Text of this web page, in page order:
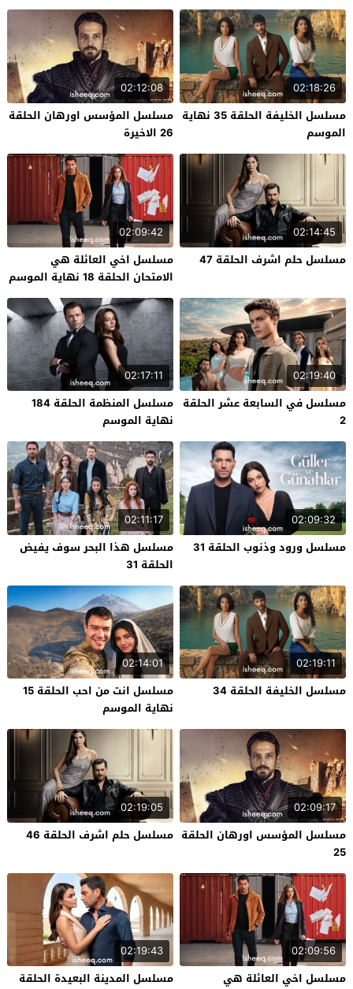
02:18:26
مسلسل الخليفة الحلقة 35 نهاية
الموسم
02:12:08
مسلسل المؤسس اورهان الحلقة
26 الاخيرة
02:14:45
مسلسل حلم اشرف الحلقة 47
02:09:42
مسلسل اخي العائلة هي
الامتحان الحلقة 18 نهاية الموسم
02:19:40
مسلسل في السابعة عشر الحلقة
2
02:17:11
مسلسل المنظمة الحلقة 184
نهاية الموسم
02:09:32
مسلسل ورود وذنوب الحلقة 31
02:11:17
مسلسل هذا البحر سوف يفيض
الحلقة 31
02:19:11
مسلسل الخليفة الحلقة 34
02:14:01
مسلسل انت من احب الحلقة 15
نهاية الموسم
02:09:17
مسلسل المؤسس اورهان الحلقة
25
02:19:05
مسلسل حلم اشرف الحلقة 46
02:09:56
مسلسل اخي العائلة هي
02:19:43
مسلسل المدينة البعيدة الحلقة